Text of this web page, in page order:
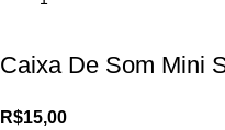
Caixa De Som Mini
R$15,00